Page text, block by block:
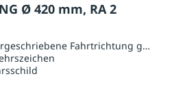
Ø 420 mm, RA 2
Fahrtrichtung geradeaus